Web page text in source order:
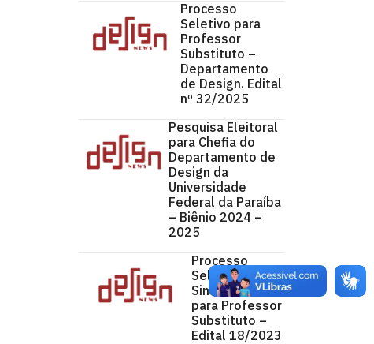
Processo
Seletivo para
Professor
Substituto –
Departamento
de Design. Edital
nº 32/2025
Pesquisa Eleitoral
para Chefia do
Departamento de
Design da
Universidade
Federal da Paraíba
– Biênio 2024 –
2025
Processo
Seletivo
Simpificado
para Professor
Substituto –
Edital 18/2023